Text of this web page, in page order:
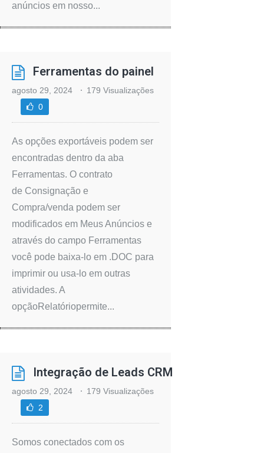
anúncios em nosso...
Ferramentas do painel
agosto 29, 2024
179 Visualizações
0
As opções exportáveis podem ser
encontradas dentro da aba
Ferramentas. O contrato
de Consignação e
Compra/venda podem ser
modificados em Meus Anúncios e
através do campo Ferramentas
você pode baixa-lo em .DOC para
imprimir ou usa-lo em outras
atividades. A
opçãoRelatóriopermite...
Integração de Leads CRM
agosto 29, 2024
179 Visualizações
2
Somos conectados com os